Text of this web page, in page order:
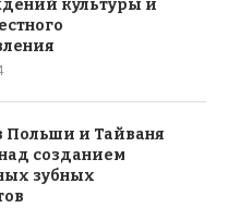
культуры и
Польши и Тайваня
созданием
зубных